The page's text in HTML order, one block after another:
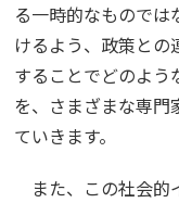
る一時的なもので
けるよう、政策との
することでどのよ
を、さまざまな専門
ていきます。
また、この社会的